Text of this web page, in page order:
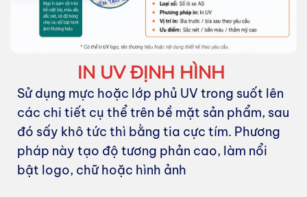
IN UV ĐỊNH HÌNH
Sử dụng mực hoặc lớp phủ UV trong suốt lên
các chi tiết cụ thể trên bề mặt sản phẩm, sau
đó sấy khô tức thì bằng tia cực tím. Phương
pháp này tạo độ tương phản cao, làm nổi
bật logo, chữ hoặc hình ảnh